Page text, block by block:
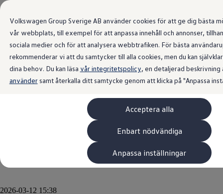
Volkswagen Group Sverige AB använder cookies för att ge dig bästa
vår webbplats, till exempel för att anpassa innehåll och annonser,
sociala medier och för att analysera webbtrafiken. För bästa
rekommenderar vi att du samtycker till alla cookies, men du kan
dina behov. Du kan läsa vår integritetspolicy, en detaljerad
användersamt återkalla ditt samtycke genom att klicka på "Anpassa
Acceptera alla
Enbart nödvändiga
Anpassa inställningar
Senaste nyttfrån Volkswagen
Sverige.
Uppdaterade ID.3 får namnet
ID.3 Neo – Digitala
produktuppdateringar för ID.4
och ID.7/ID.7 Tourer
2026-03-12 15:38